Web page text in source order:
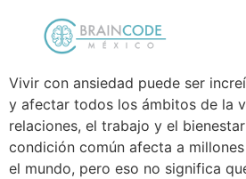
Vivir con ansiedad puede ser
y afectar todos los ámbitos de la
relaciones, el trabajo y el
condición común afecta a
el mundo, pero eso no significa